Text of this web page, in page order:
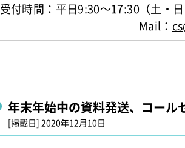
受付時間：平日9:30～17:30（土・
Mail：
年末年始中の資料発送、コール
[掲載日] 2020年12月10日